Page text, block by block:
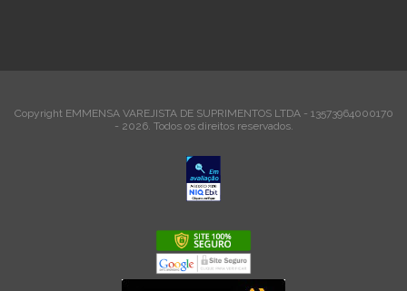
Copyright EMMENSA VAREJISTA DE SUPRIMENTOS LTDA - 13573964000170
- 2026. Todos os direitos reservados.